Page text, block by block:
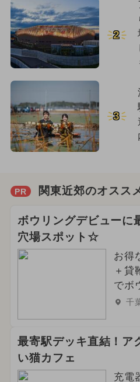
2
3
PR 関東近郊のオスス
ボウリングデビューに
穴場スポット☆
お得
＋貸
でボ
千
最寄駅デッキ直結！ア
い猫カフェ
充電